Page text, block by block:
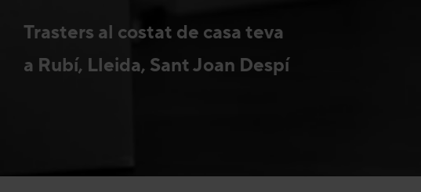
Trasters al costat de casa teva
a Rubí, Lleida, Sant Joan Despí